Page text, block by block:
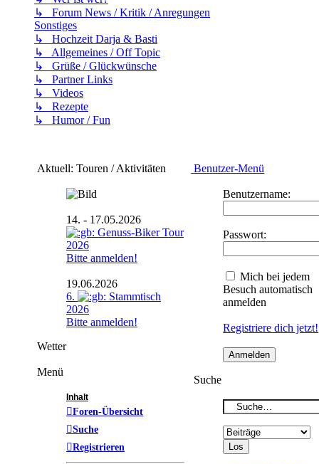
↳ Forum News / Kritik / Anregungen
Sonstiges
↳ Hochzeit Darja & Basti
↳ Allgemeines / Off Topic
↳ Grüße / Glückwünsche
↳ Partner Links
↳ Videos
↳ Rezepte
↳ Humor / Fun
Aktuell: Touren / Aktivitäten
14. - 17.05.2026
Genuss-Biker Tour
2026
Bitte anmelden!
19.06.2026
6.
Stammtisch
2026
Bitte anmelden!
Wetter
Menü
Inhalt
Foren-Übersicht
Suche
Registrieren
Benutzer-Menü
Benutzername:
Passwort:
Mich bei jedem
Besuch automatisch
anmelden
Registriere dich jetzt!
Suche